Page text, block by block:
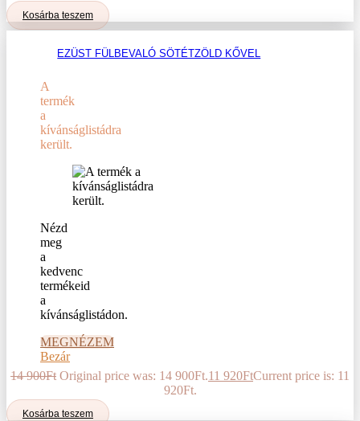
Kosárba teszem
EZÜST FÜLBEVALÓ SÖTÉTZÖLD KŐVEL
A
termék
a
kívánságlistádra
került.
Nézd
meg
a
kedvenc
termékeid
a
kívánságlistádon.
MEGNÉZEM
Bezár
14 900Ft Original price was: 14 900Ft.11 920FtCurrent price is: 11
920Ft.
Kosárba teszem